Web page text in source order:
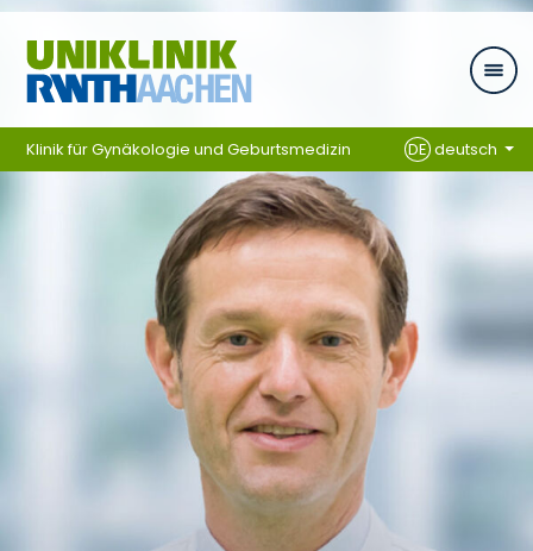
Zum Inhalt springen
Klinik für Gynäkologie und Geburtsmedizin DEdeutsch